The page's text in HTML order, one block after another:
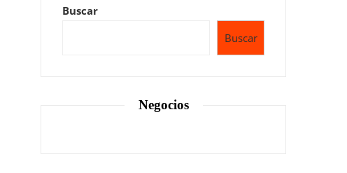
Buscar
Buscar
Negocios